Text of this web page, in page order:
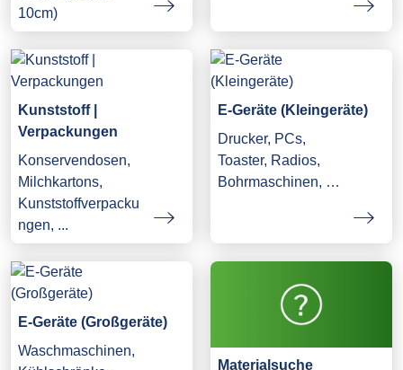
10cm)
Kunststoff |
Verpackungen
Konservendosen,
Milchkartons,
Kunststoffverpacku
ngen, ...
E-Geräte (Kleingeräte)
Drucker, PCs,
Toaster, Radios,
Bohrmaschinen, …
E-Geräte (Großgeräte)
Waschmaschinen,
Materialsuche